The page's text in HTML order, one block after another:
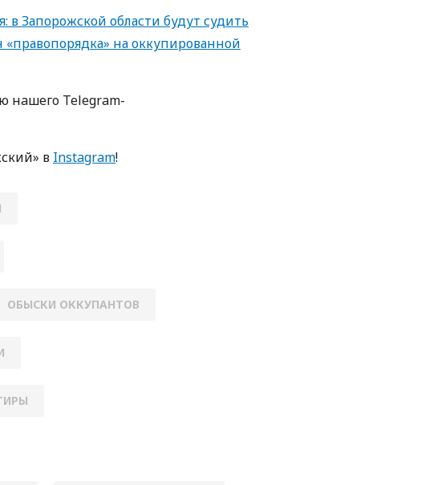
в Запорожской области будут судить
«правопорядка» на оккупированной
нaшегo Telegram-
в Instagram!
ОБЫСКИ ОККУПАНТОВ